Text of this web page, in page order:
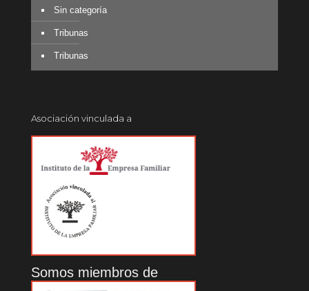
Sin categoría
Tribunas
Tribunas
Asociación vinculada a
Somos miembros de